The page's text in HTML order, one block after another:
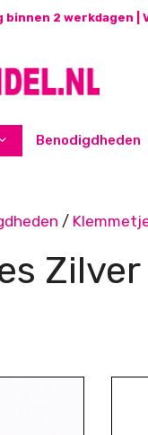
binnen 2 werkdagen |
Benodigdheden
/
Zilver